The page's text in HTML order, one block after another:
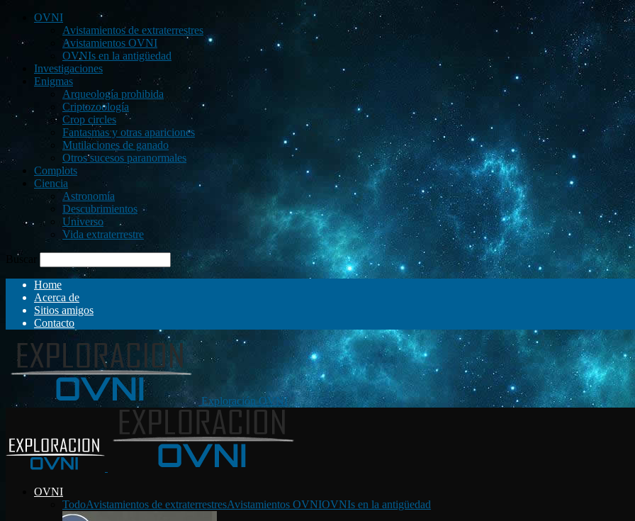
OVNI
Avistamientos de extraterrestres
Avistamientos OVNI
OVNIs en la antigüedad
Investigaciones
Enigmas
Arqueología prohibida
Criptozoología
Crop circles
Fantasmas y otras apariciones
Mutilaciones de ganado
Otros sucesos paranormales
Complots
Ciencia
Astronomía
Descubrimientos
Universo
Vida extraterrestre
Buscar
Home
Acerca de
Sitios amigos
Contacto
Exploración OVNI
OVNI
TodoAvistamientos de extraterrestresAvistamientos OVNIOVNIs en la antigüedad